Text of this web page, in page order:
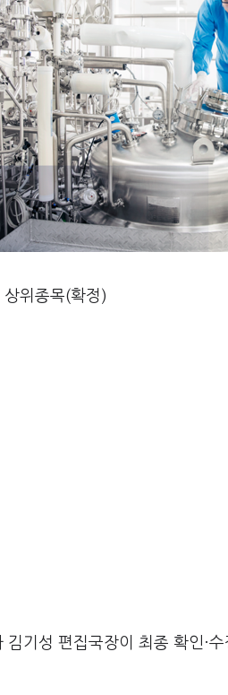
위종목(확정)
기성 편집국장이 최종 확인·수